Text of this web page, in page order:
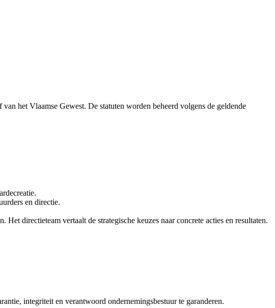
het Vlaamse Gewest. De statuten worden beheerd volgens de geldende
en directie.
directieteam vertaalt de strategische keuzes naar concrete acties en resultaten.
integriteit en verantwoord ondernemingsbestuur te garanderen.